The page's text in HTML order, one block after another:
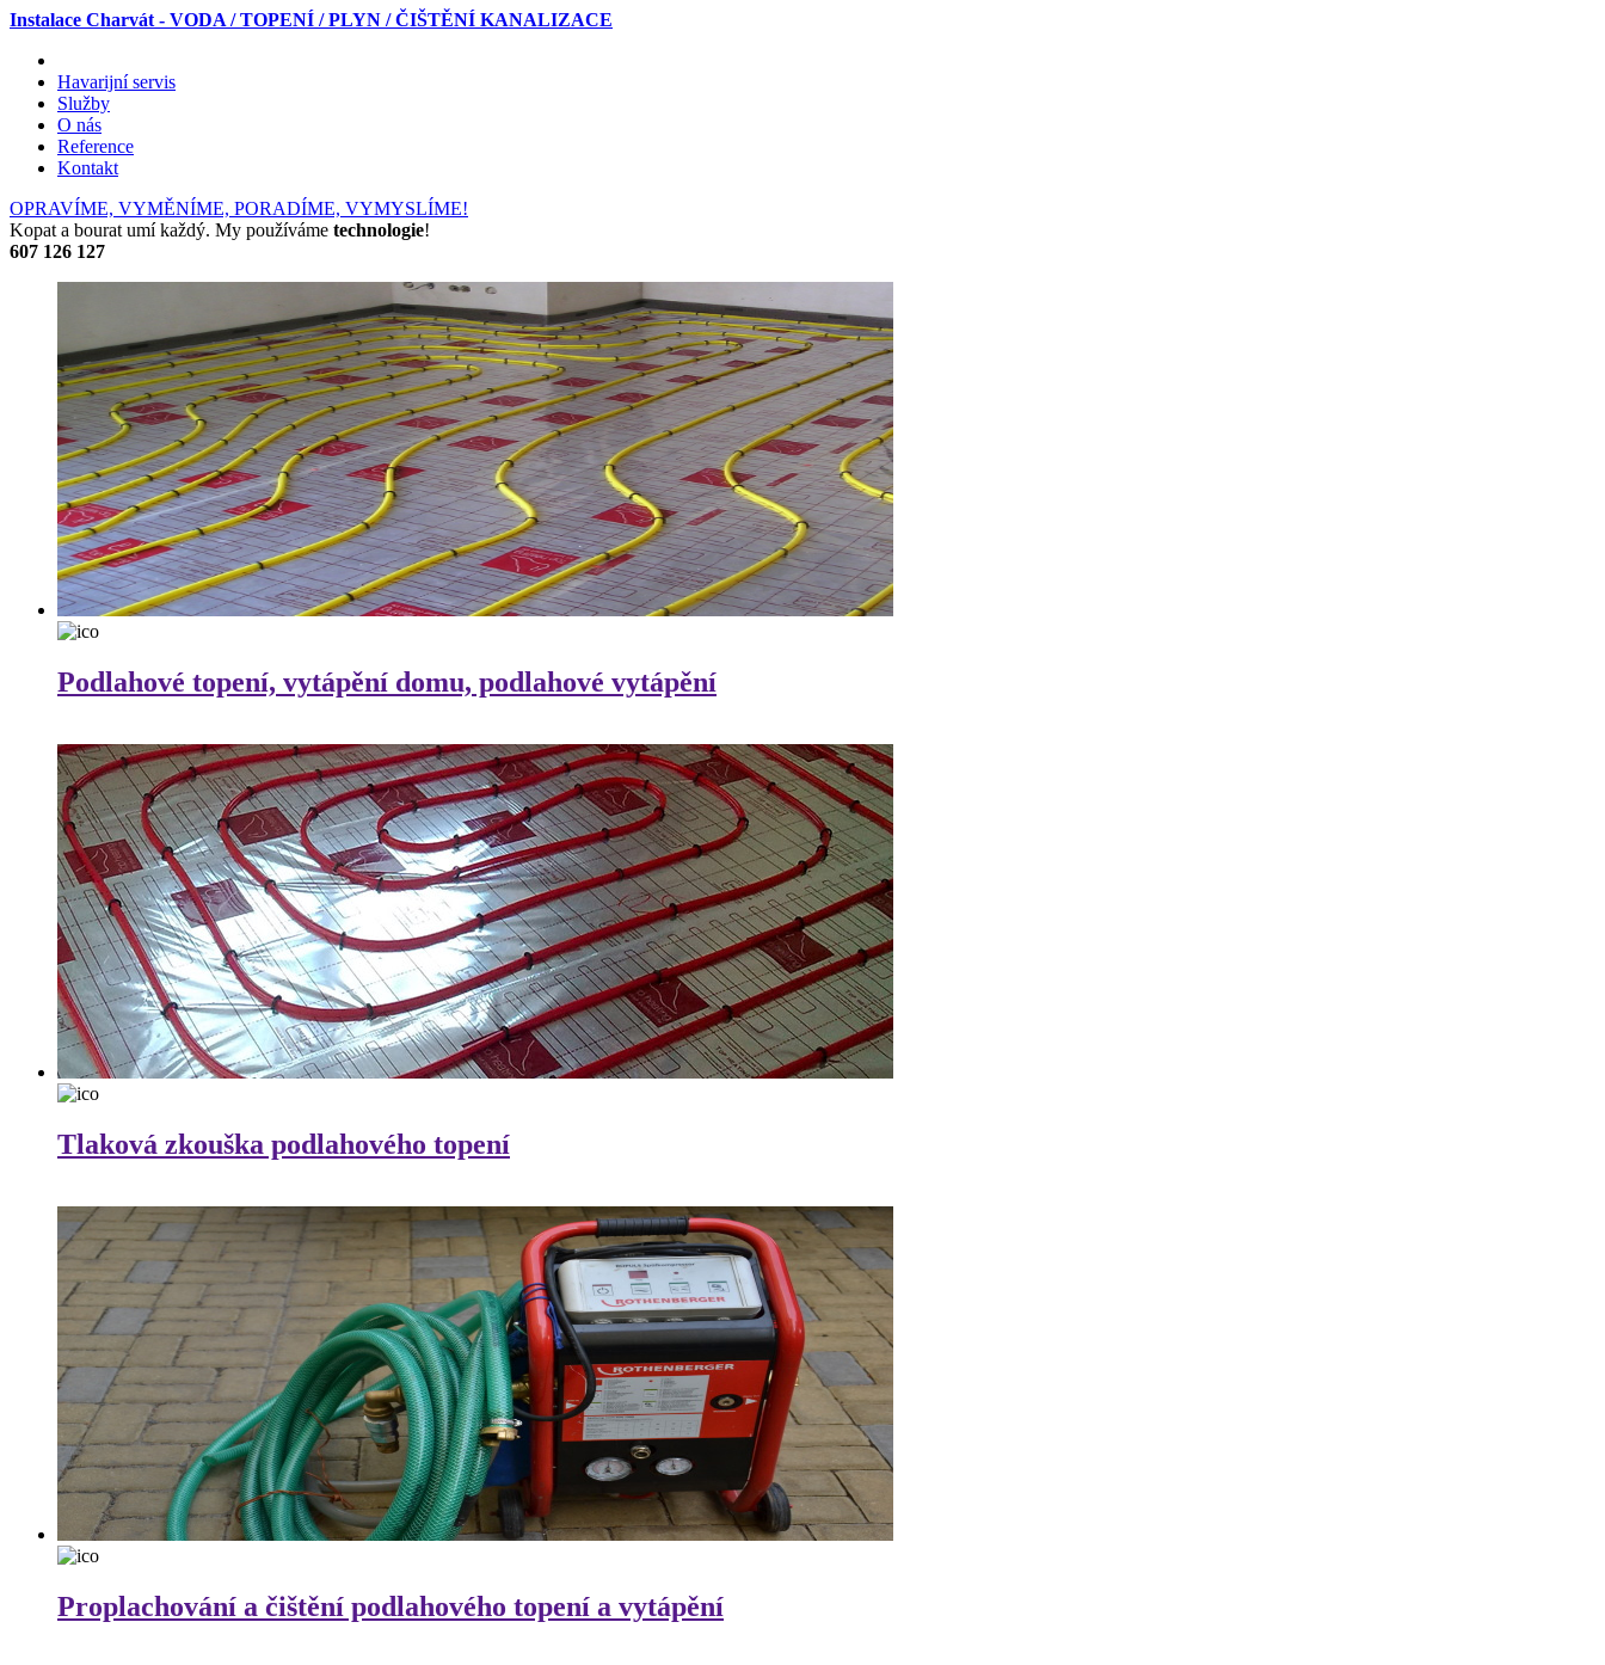
Instalace Charvát - VODA / TOPENÍ / PLYN / ČIŠTĚNÍ KANALIZACE
Havarijní servis
Služby
O nás
Reference
Kontakt
OPRAVÍME, VYMĚNÍME, PORADÍME, VYMYSLÍME!
Kopat a bourat umí každý. My používáme technologie!
607 126 127
Podlahové topení, vytápění domu, podlahové vytápění
Tlaková zkouška podlahového topení
Proplachování a čištění podlahového topení a vytápění